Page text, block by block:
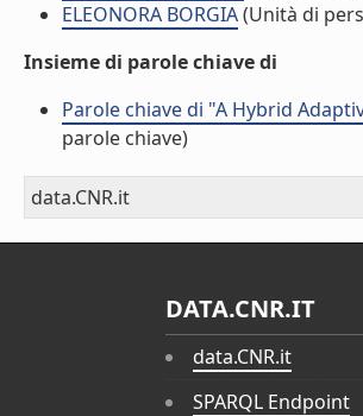
ELEONORA BORGIA(Unità di
Insieme di parole chiave di
Parole chiave di "A Hybrid
parole chiave)
data.CNR.it
DATA.CNR.IT
data.CNR.it
SPARQL Endpoint